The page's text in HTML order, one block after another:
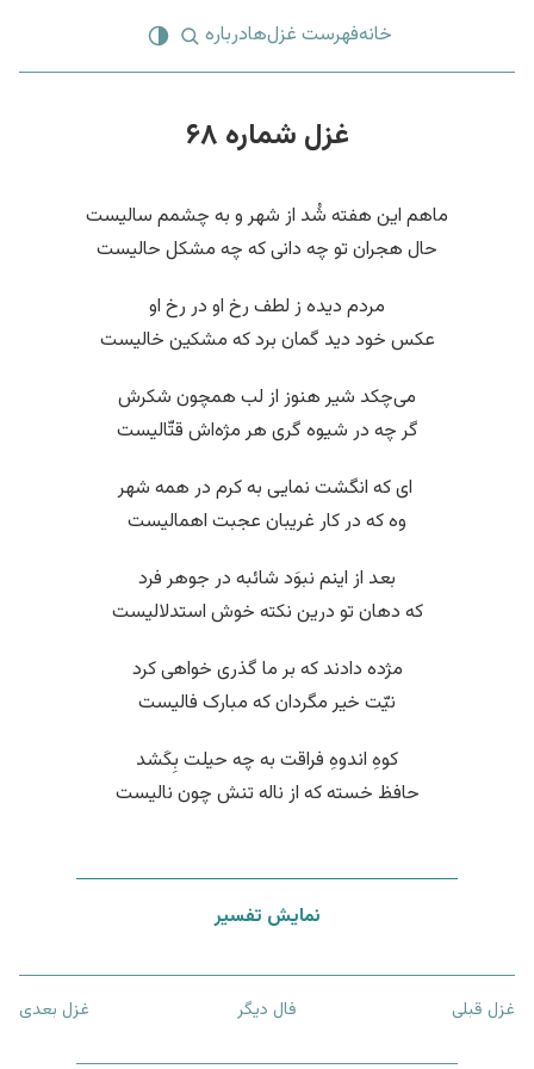
خانهفهرست غزل‌هادرباره
غزل شماره ۶۸
ماهم این هفته شُد از شهر و به چشمم سالیست
حال هجران تو چه دانی که چه مشکل حالیست
مردم دیده ز لطف رخ او در رخ او
عکس خود دید گمان برد که مشکین خالیست
می‌چکد شیر هنوز از لب همچون شکرش
گر چه در شیوه گری هر مژه‌اش قتّالیست
‌ ای که انگشت نمایی به کرم در همه شهر
وه که در کار غریبان عجبت اهمالیست
بعد از اینم نبوَد شائبه در جوهر فرد
که دهان تو درین نکته خوش استدلالیست
مژده دادند که بر ما گذری خواهی کرد
نیّت خیر مگردان که مبارک فالیست
کوهِ اندوهِ فراقت به چه حیلت بِکَشد
حافظ خسته که از ناله تنش چون نالیست
نمایش تفسیر
غزل قبلی فال دیگر غزل بعدی